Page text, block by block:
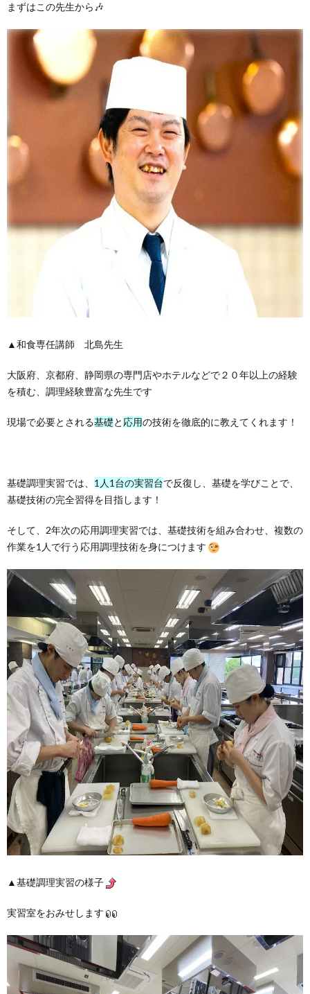
まずはこの先生から🎶
▲和食専任講師 北島先生
大阪府、京都府、静岡県の専門店やホテルなどで２０年以上の経験
を積む、調理経験豊富な先生です
現場で必要とされる基礎と 応用の技術を徹底的に教えてくれます！
基礎調理実習では、 1人1台の実習台で反復し、基礎を学びことで、
基礎技術の完全習得を目指します！
そして、2年次の応用調理実習では、基礎技術を組み合わせ、複数の
作業を1人で行う応用調理技術を身につけます
▲基礎調理実習の様子
実習室をおみせします